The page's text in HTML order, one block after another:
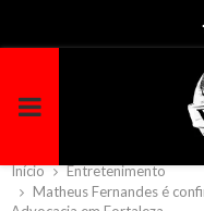
PRIMARY
MENU
Início
Entretenimento
Matheus Fernandes é